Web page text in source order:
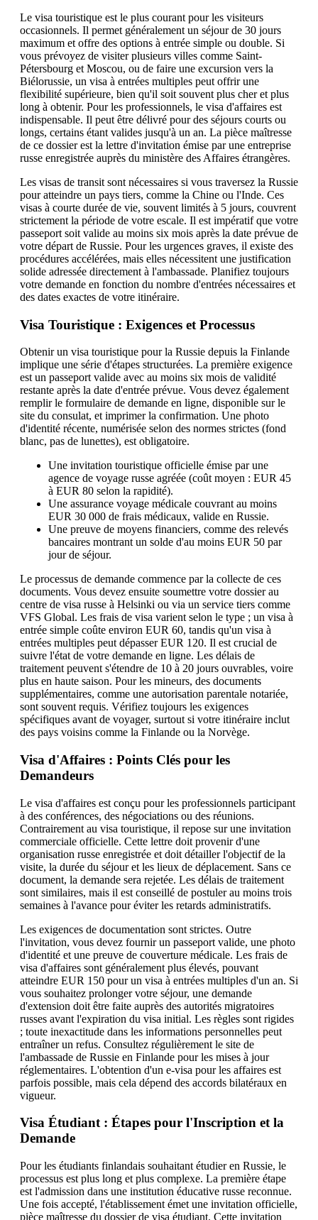
Le visa touristique est le plus courant pour les visiteurs
occasionnels. Il permet généralement un séjour de 30 jours
maximum et offre des options à entrée simple ou double. Si
vous prévoyez de visiter plusieurs villes comme Saint-
Pétersbourg et Moscou, ou de faire une excursion vers la
Biélorussie, un visa à entrées multiples peut offrir une
flexibilité supérieure, bien qu'il soit souvent plus cher et plus
long à obtenir. Pour les professionnels, le visa d'affaires est
indispensable. Il peut être délivré pour des séjours courts ou
longs, certains étant valides jusqu'à un an. La pièce maîtresse
de ce dossier est la lettre d'invitation émise par une entreprise
russe enregistrée auprès du ministère des Affaires étrangères.
Les visas de transit sont nécessaires si vous traversez la Russie
pour atteindre un pays tiers, comme la Chine ou l'Inde. Ces
visas à courte durée de vie, souvent limités à 5 jours, couvrent
strictement la période de votre escale. Il est impératif que votre
passeport soit valide au moins six mois après la date prévue de
votre départ de Russie. Pour les urgences graves, il existe des
procédures accélérées, mais elles nécessitent une justification
solide adressée directement à l'ambassade. Planifiez toujours
votre demande en fonction du nombre d'entrées nécessaires et
des dates exactes de votre itinéraire.
Visa Touristique : Exigences et Processus
Obtenir un visa touristique pour la Russie depuis la Finlande
implique une série d'étapes structurées. La première exigence
est un passeport valide avec au moins six mois de validité
restante après la date d'entrée prévue. Vous devez également
remplir le formulaire de demande en ligne, disponible sur le
site du consulat, et imprimer la confirmation. Une photo
d'identité récente, numérisée selon des normes strictes (fond
blanc, pas de lunettes), est obligatoire.
Une invitation touristique officielle émise par une
agence de voyage russe agréée (coût moyen : EUR 45
à EUR 80 selon la rapidité).
Une assurance voyage médicale couvrant au moins
EUR 30 000 de frais médicaux, valide en Russie.
Une preuve de moyens financiers, comme des relevés
bancaires montrant un solde d'au moins EUR 50 par
jour de séjour.
Le processus de demande commence par la collecte de ces
documents. Vous devez ensuite soumettre votre dossier au
centre de visa russe à Helsinki ou via un service tiers comme
VFS Global. Les frais de visa varient selon le type ; un visa à
entrée simple coûte environ EUR 60, tandis qu'un visa à
entrées multiples peut dépasser EUR 120. Il est crucial de
suivre l'état de votre demande en ligne. Les délais de
traitement peuvent s'étendre de 10 à 20 jours ouvrables, voire
plus en haute saison. Pour les mineurs, des documents
supplémentaires, comme une autorisation parentale notariée,
sont souvent requis. Vérifiez toujours les exigences
spécifiques avant de voyager, surtout si votre itinéraire inclut
des pays voisins comme la Finlande ou la Norvège.
Visa d'Affaires : Points Clés pour les
Demandeurs
Le visa d'affaires est conçu pour les professionnels participant
à des conférences, des négociations ou des réunions.
Contrairement au visa touristique, il repose sur une invitation
commerciale officielle. Cette lettre doit provenir d'une
organisation russe enregistrée et doit détailler l'objectif de la
visite, la durée du séjour et les lieux de déplacement. Sans ce
document, la demande sera rejetée. Les délais de traitement
sont similaires, mais il est conseillé de postuler au moins trois
semaines à l'avance pour éviter les retards administratifs.
Les exigences de documentation sont strictes. Outre
l'invitation, vous devez fournir un passeport valide, une photo
d'identité et une preuve de couverture médicale. Les frais de
visa d'affaires sont généralement plus élevés, pouvant
atteindre EUR 150 pour un visa à entrées multiples d'un an. Si
vous souhaitez prolonger votre séjour, une demande
d'extension doit être faite auprès des autorités migratoires
russes avant l'expiration du visa initial. Les règles sont rigides
; toute inexactitude dans les informations personnelles peut
entraîner un refus. Consultez régulièrement le site de
l'ambassade de Russie en Finlande pour les mises à jour
réglementaires. L'obtention d'un e-visa pour les affaires est
parfois possible, mais cela dépend des accords bilatéraux en
vigueur.
Visa Étudiant : Étapes pour l'Inscription et la
Demande
Pour les étudiants finlandais souhaitant étudier en Russie, le
processus est plus long et plus complexe. La première étape
est l'admission dans une institution éducative russe reconnue.
Une fois accepté, l'établissement émet une invitation officielle,
pièce maîtresse du dossier de visa étudiant. Cette invitation